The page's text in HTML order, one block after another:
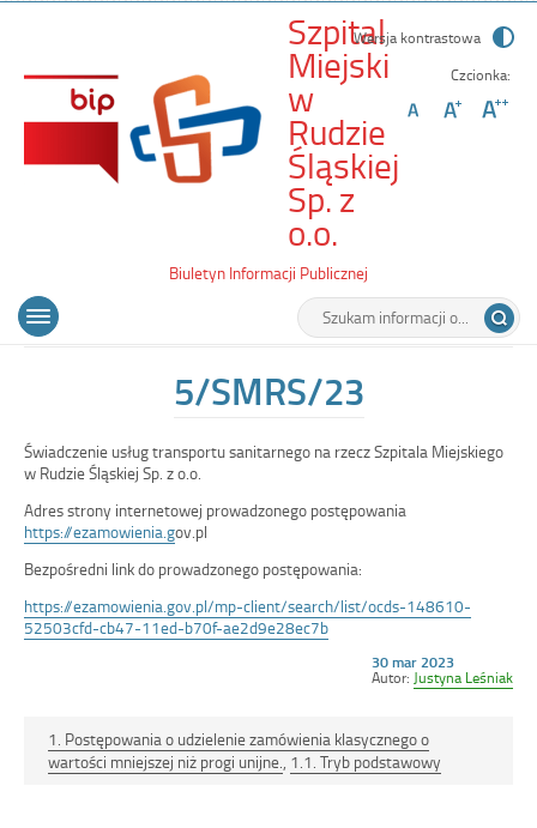
Szpital
Miejski
w
Rudzie
Śląskiej
Sp. z
o.o.
5/SMRS/23
Biuletyn Informacji Publicznej
Wersja kontrastowa
Czcionka:
Wyszukiwarka
Tutaj
wpisz
Menu
główne
Otwórz
5/SMRS/23
Świadczenie usług transportu sanitarnego na rzecz Szpitala Miejskiego
w Rudzie Śląskiej Sp. z o.o.
Adres strony internetowej prowadzonego postępowania
https://ezamowienia.gov.pl
Bezpośredni link do prowadzonego postępowania:
https://ezamowienia.gov.pl/mp-client/search/list/ocds-148610-
52503cfd-cb47-11ed-b70f-ae2d9e28ec7b
Opublikowano
w
30 mar 2023
Autor: Justyna Leśniak
1. Postępowania o udzielenie zamówienia klasycznego o
wartości mniejszej niż progi unijne., 1.1. Tryb podstawowy